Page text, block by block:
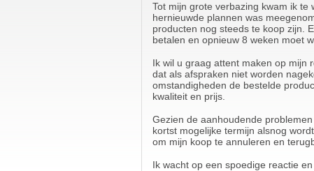
Tot mijn grote verbazing kwam ik
hernieuwde plannen was
producten nog steeds te koop zijn.
betalen en opnieuw 8 weken moet
Ik wil u graag attent maken op mijn
dat als afspraken niet worden
omstandigheden de bestelde
kwaliteit en prijs.
Gezien de aanhoudende
kortst mogelijke termijn alsnog
om mijn koop te annuleren en
Ik wacht op een spoedige reactie